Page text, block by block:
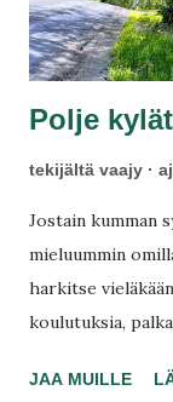
Polje
tekijältä vaajy
Jostain kumman
mieluummin
harkitse
koulutuksia,
tärkein unohtuu.
JAA MUILLE